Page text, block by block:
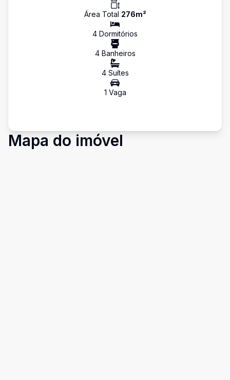
Área Total 276m²
4 Dormitórios
4Banheiros
4Suítes
1 Vaga
Mapa do imóvel